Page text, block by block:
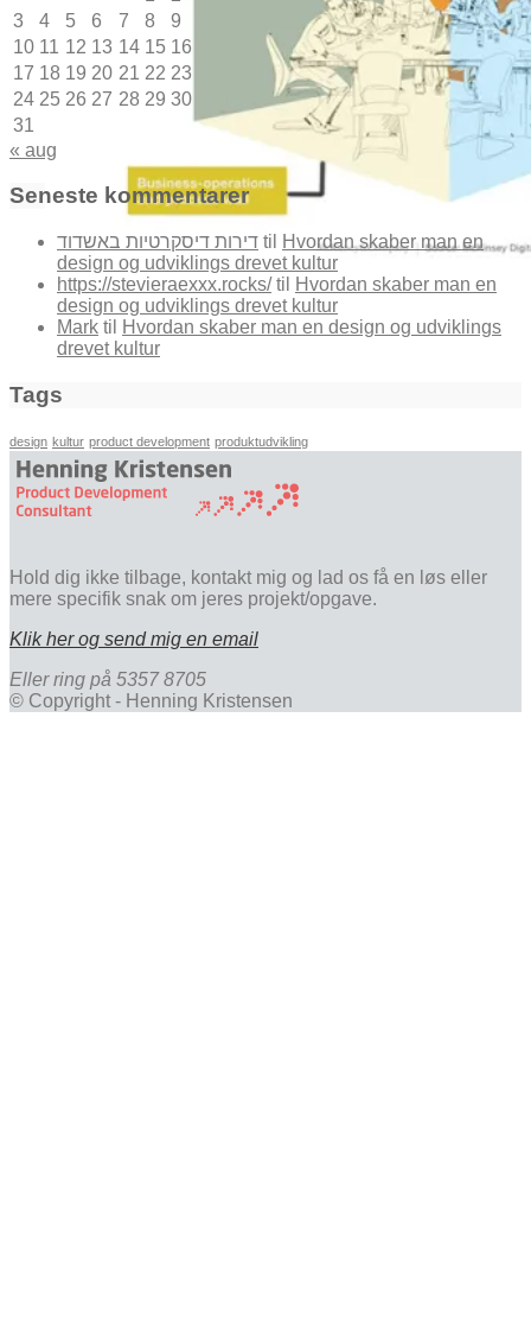
3
4 5 6 7 8
9
10 11 12 13 14 15 16
17 18 19 20 21 22 23
24 25 26 27 28 29 30
31
« aug
Seneste kommentarer
דירות דיסקרטיות באשדוד til
Hvordan skaber man en
design og udviklings drevet kultur
https://stevieraexxx.rocks/til
Hvordan skaber man en
design og udviklings drevet kultur
Mark til
Hvordan skaber man en design og udviklings
drevet kultur
Tags
design kultur product development produktudvikling
Hold dig ikke tilbage, kontakt mig og lad os få en løs eller
mere specifik snak om jeres projekt/opgave.
Klik her og send mig en email
Eller ring på 5357 8705
© Copyright - Henning Kristensen